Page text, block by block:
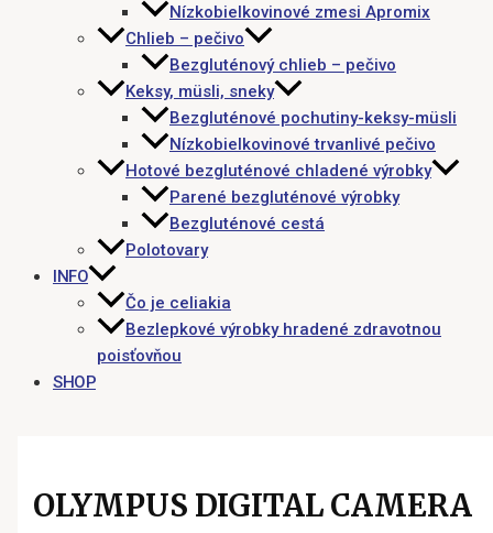
Nízkobielkovinové zmesi Apromix
Chlieb – pečivo
Bezgluténový chlieb – pečivo
Keksy, müsli, sneky
Bezgluténové pochutiny-keksy-müsli
Nízkobielkovinové trvanlivé pečivo
Hotové bezgluténové chladené výrobky
Parené bezgluténové výrobky
Bezgluténové cestá
Polotovary
INFO
Čo je celiakia
Bezlepkové výrobky hradené zdravotnou
poisťovňou
SHOP
OLYMPUS DIGITAL CAMERA